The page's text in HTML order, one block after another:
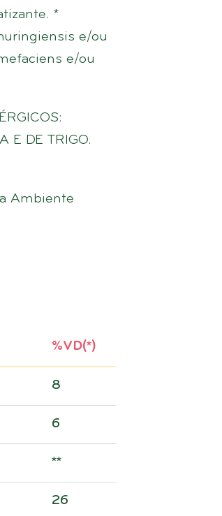
*
e/ou
e/ou
E DE TRIGO.
Ambiente
%VD(*)
8
6
**
26